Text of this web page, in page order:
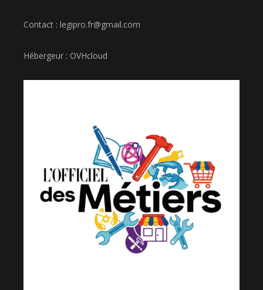
Contact : legipro.fr@gmail.com
Hébergeur : OVHcloud